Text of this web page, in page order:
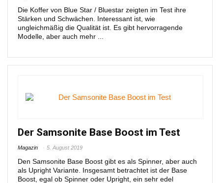
Die Koffer von Blue Star / Bluestar zeigten im Test ihre
Stärken und Schwächen. Interessant ist, wie
ungleichmäßig die Qualität ist. Es gibt hervorragende
Modelle, aber auch mehr ...
Der Samsonite Base Boost im Test
Magazin 5. August 2019
Den Samsonite Base Boost gibt es als Spinner, aber auch
als Upright Variante. Insgesamt betrachtet ist der Base
Boost, egal ob Spinner oder Upright, ein sehr edel